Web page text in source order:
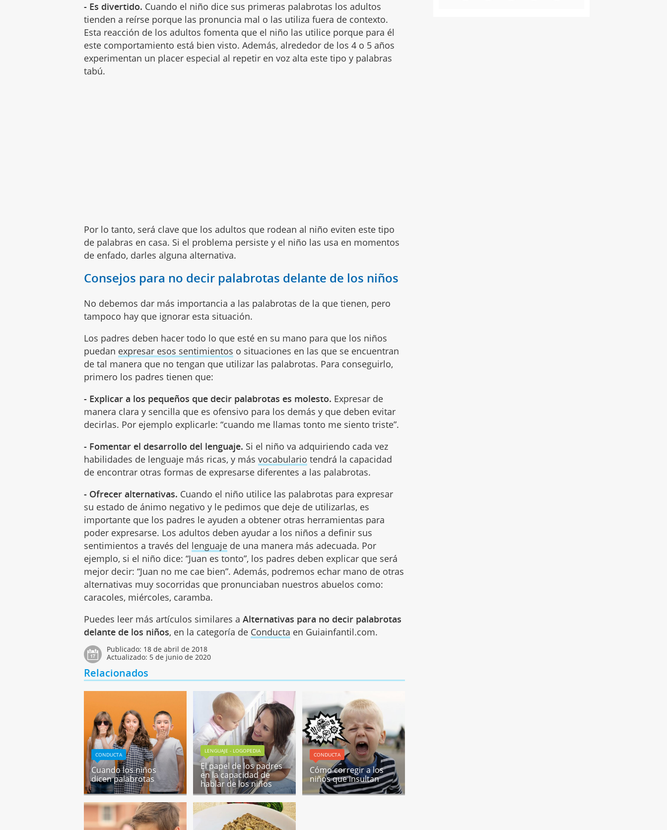
- Es divertido. Cuando el niño dice sus primeras palabrotas los adultos
tienden a reírse porque las pronuncia mal o las utiliza fuera de contexto.
Esta reacción de los adultos fomenta que el niño las utilice porque para él
este comportamiento está bien visto. Además, alrededor de los 4 o 5 años
experimentan un placer especial al repetir en voz alta este tipo y palabras
tabú.
Por lo tanto, será clave que los adultos que rodean al niño eviten este tipo
de palabras en casa. Si el problema persiste y el niño las usa en momentos
de enfado, darles alguna alternativa.
Consejos para no decir palabrotas delante de los niños
No debemos dar más importancia a las palabrotas de la que tienen, pero
tampoco hay que ignorar esta situación.
Los padres deben hacer todo lo que esté en su mano para que los niños
puedan expresar esos sentimientos o situaciones en las que se encuentran
de tal manera que no tengan que utilizar las palabrotas. Para conseguirlo,
primero los padres tienen que:
- Explicar a los pequeños que decir palabrotas es molesto. Expresar de
manera clara y sencilla que es ofensivo para los demás y que deben evitar
decirlas. Por ejemplo explicarle: “cuando me llamas tonto me siento triste”.
- Fomentar el desarrollo del lenguaje. Si el niño va adquiriendo cada vez
habilidades de lenguaje más ricas, y másvocabulario tendrá la capacidad
de encontrar otras formas de expresarse diferentes a las palabrotas.
- Ofrecer alternativas. Cuando el niño utilice las palabrotas para expresar
su estado de ánimo negativo y le pedimos que deje de utilizarlas, es
importante que los padres le ayuden a obtener otras herramientas para
poder expresarse. Los adultos deben ayudar a los niños a definir sus
sentimientos a través del lenguaje de una manera más adecuada. Por
ejemplo, si el niño dice: “Juan es tonto”, los padres deben explicar que será
mejor decir: “Juan no me cae bien”. Además, podremos echar mano de otras
alternativas muy socorridas que pronunciaban nuestros abuelos como:
caracoles, miércoles, caramba.
Puedes leer más artículos similares aAlternativas para no decir palabrotas
delante de los niños, en la categoría de Conducta en Guiainfantil.com.
Publicado: 18 de abril de 2018
Actualizado: 5 de junio de 2020
Relacionados
CONDUCTA
Cuando los niños
dicen palabrotas
LENGUAJE - LOGOPEDIA
El papel de los padres
en la capacidad de
hablar de los niños
CONDUCTA
Cómo corregir a los
niños que insultan